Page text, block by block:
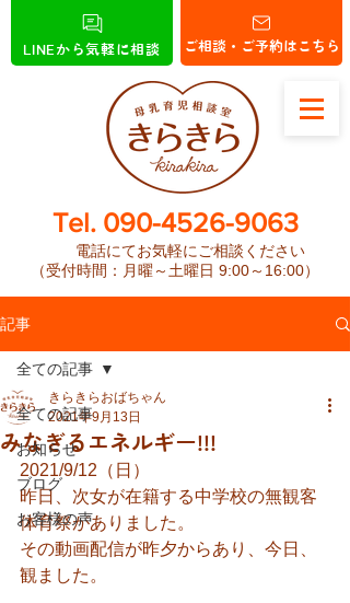
ご相談・ご予約はこちら
LINEから気軽に相談
​Tel. 090-4526-9063
電話にてお気軽にご相談ください
（受付時間：月曜～土曜日 9:00～16:00）
記事
全ての記事
お知らせ
ブログ
お客様の声
全ての記事
みなぎるエネルギー!!!
きらきらおばちゃん
2021年9月13日
2021/9/12（日）
昨日、次女が在籍する中学校の無観客
体育祭がありました。
その動画配信が昨夕からあり、今日、
観ました。